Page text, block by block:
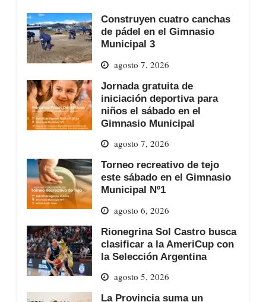
Construyen cuatro canchas
de pádel en el Gimnasio
Municipal 3
agosto 7, 2026
Jornada gratuita de
iniciación deportiva para
niños el sábado en el
Gimnasio Municipal
agosto 7, 2026
Torneo recreativo de tejo
este sábado en el Gimnasio
Municipal Nº1
agosto 6, 2026
Rionegrina Sol Castro busca
clasificar a la AmeriCup con
la Selección Argentina
agosto 5, 2026
La Provincia suma un